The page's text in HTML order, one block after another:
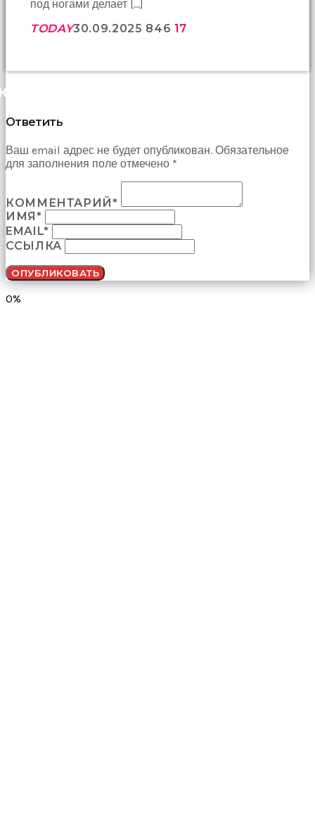
под ногами делает […]
TODAY30.09.2025 846 17
(0)
Ответить
Ваш email адрес не будет опубликован. Обязательное
для заполнения поле отмечено *
КОММЕНТАРИЙ*
ИМЯ*
EMAIL*
ССЫЛКА
0%